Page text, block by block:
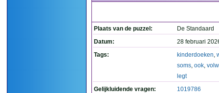
Plaats van de puzzel:
De Standaard
Datum:
28 februari
Tags:
kinderdoeken,
soms, ook,
legt
Gelijkluidende vragen:
1019786